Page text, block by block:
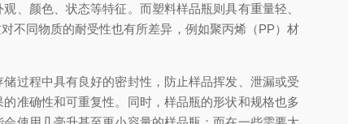
、颜色、状态等特征。而塑料样品瓶则具有重量轻、
不同物质的耐受性也有所差异，例如聚丙烯（PP）材
过程中具有良好的密封性，防止样品挥发、泄漏或受
准确性和可重复性。同时，样品瓶的形状和规格也多